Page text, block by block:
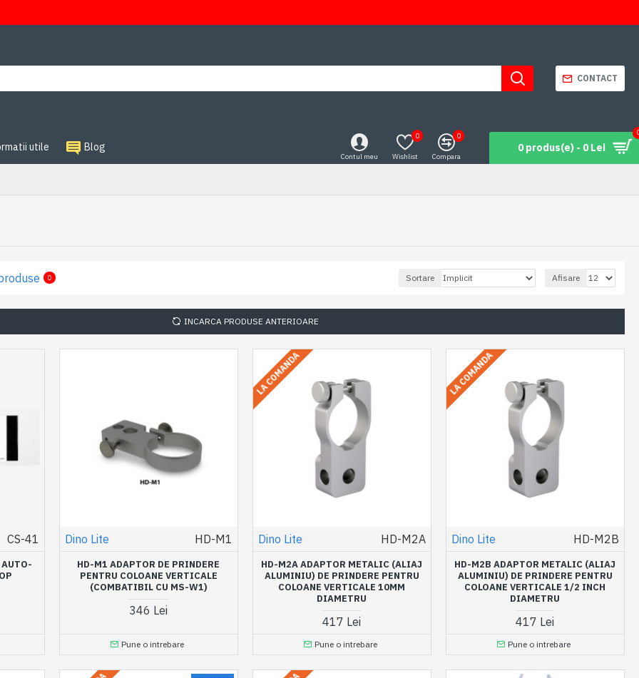
CONTACT
utile Blog
Contul meu Wishlist
0
Compara
0
0 produs(e) - 0 Lei
0 Sortare Afisare
INCARCA PRODUSE ANTERIOARE
CS-41
AUTO-
Dino Lite HD-M1
HD-M1 ADAPTOR DE PRINDERE
PENTRU COLOANE VERTICALE
(COMBATIBIL CU MS-W1)
346 Lei
Pune o intrebare
LA COMANDA
Dino Lite HD-M2A
HD-M2A ADAPTOR METALIC (ALIAJ
ALUMINIU) DE PRINDERE PENTRU
COLOANE VERTICALE 10MM
DIAMETRU
417 Lei
Pune o intrebare
LA COMANDA
Dino Lite HD-M2B
HD-M2B ADAPTOR METALIC (ALIAJ
ALUMINIU) DE PRINDERE PENTRU
COLOANE VERTICALE 1/2 INCH
DIAMETRU
417 Lei
Pune o intrebare